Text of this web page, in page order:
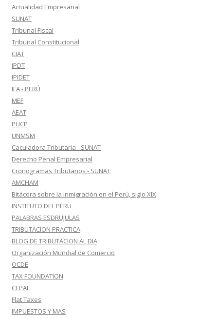
Actualidad Empresarial
SUNAT
Tribunal Fiscal
Tribunal Constitucional
CIAT
IPDT
IPIDET
IFA - PERÚ
MEF
AEAT
PUCP
UNMSM
Caculadora Tributaria - SUNAT
Derecho Penal Empresarial
Cronogramas Tributarios - SUNAT
AMCHAM
Bitácora sobre la inmigración en el Perú, siglo XIX
INSTITUTO DEL PERU
PALABRAS ESDRUJULAS
TRIBUTACION PRACTICA
BLOG DE TRIBUTACION AL DIA
Organización Mundial de Comercio
OCDE
TAX FOUNDATION
CEPAL
Flat Taxes
IMPUESTOS Y MAS